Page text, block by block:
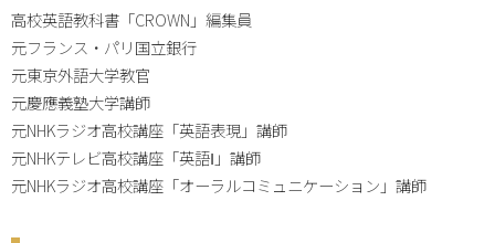
高校英語教科書「CROWN」編集員
元フランス・パリ国立銀行
元東京外語大学教官
元慶應義塾大学講師
元NHKラジオ高校講座「英語表現」講師
元NHKテレビ高校講座「英語Ⅰ」講師
元NHKラジオ高校講座「オーラルコミュニケーション」講師